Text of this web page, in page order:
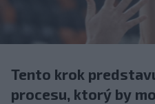
Tento krok
procesu, ktorý by